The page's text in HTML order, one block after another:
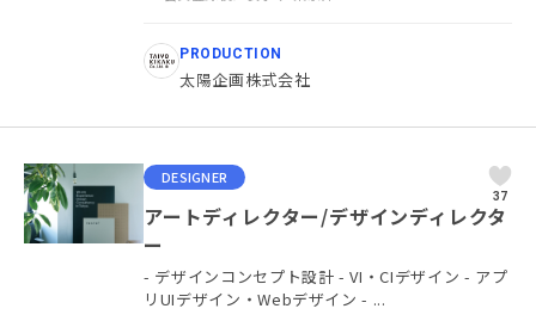
PRODUCTION
太陽企画株式会社
DESIGNER
37
アートディレクター/デザインディレクタ
ー
- デザインコンセプト設計 - VI・CIデザイン - アプ
リUIデザイン・Webデザイン - ...